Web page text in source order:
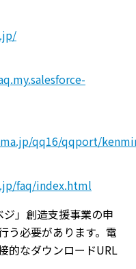
qq16/qqport/
faq/index.html
」創造支援事業の申
う必要があります。電
的なダウンロードURL